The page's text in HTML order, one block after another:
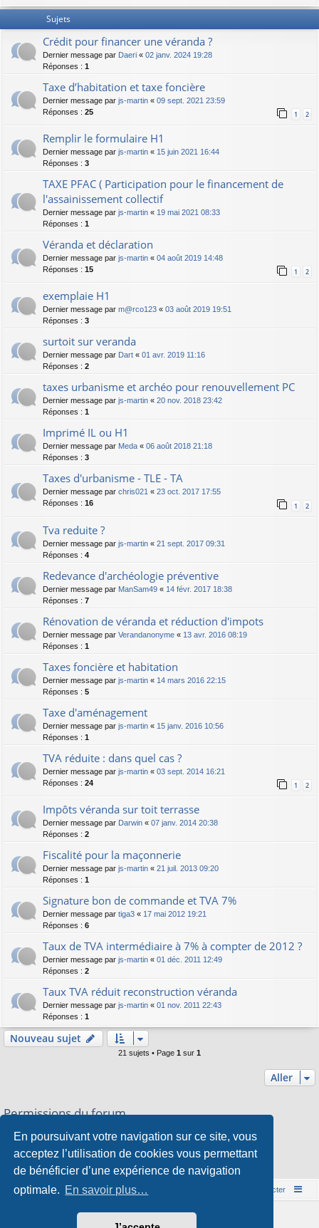
En poursuivant votre navigation sur ce site, vous
acceptez l’utilisation de cookies vous permettant
de bénéficier d’une expérience de navigation
optimale. En savoir plus…
Sujets
Crédit pour financer une véranda ?
Dernier message par Daeri « 02 janv. 2024 19:28
Réponses : 1
Taxe d’habitation et taxe foncière
Dernier message par js-martin « 09 sept. 2021 23:59
Réponses : 25 1 2
Remplir le formulaire H1
Dernier message par js-martin « 15 juin 2021 16:44
Réponses : 3
TAXE PFAC ( Participation pour le financement de
l'assainissement collectif
Dernier message par js-martin « 19 mai 2021 08:33
Réponses : 1
Véranda et déclaration
Dernier message par js-martin « 04 août 2019 14:48
Réponses : 15 1 2
exemplaie H1
Dernier message par m@rco123 « 03 août 2019 19:51
Réponses : 3
surtoit sur veranda
Dernier message par Dart « 01 avr. 2019 11:16
Réponses : 2
taxes urbanisme et archéo pour renouvellement PC
Dernier message par js-martin « 20 nov. 2018 23:42
Réponses : 1
Imprimé IL ou H1
Dernier message par Meda « 06 août 2018 21:18
Réponses : 3
Taxes d'urbanisme - TLE - TA
Dernier message par chris021 « 23 oct. 2017 17:55
Réponses : 16 1 2
Tva reduite ?
Dernier message par js-martin « 21 sept. 2017 09:31
Réponses : 4
Redevance d'archéologie préventive
Dernier message par ManSam49 « 14 févr. 2017 18:38
Réponses : 7
Rénovation de véranda et réduction d'impots
Dernier message par Verandanonyme « 13 avr. 2016 08:19
Réponses : 1
Taxes foncière et habitation
Dernier message par js-martin « 14 mars 2016 22:15
Réponses : 5
Taxe d'aménagement
Dernier message par js-martin « 15 janv. 2016 10:56
Réponses : 1
TVA réduite : dans quel cas ?
Dernier message par js-martin « 03 sept. 2014 16:21
Réponses : 24 1 2
Impôts véranda sur toit terrasse
Dernier message par Darwin « 07 janv. 2014 20:38
Réponses : 2
Fiscalité pour la maçonnerie
Dernier message par js-martin « 21 juil. 2013 09:20
Réponses : 1
Signature bon de commande et TVA 7%
Dernier message par tiga3 « 17 mai 2012 19:21
Réponses : 6
Taux de TVA intermédiaire à 7% à compter de 2012 ?
Dernier message par js-martin « 01 déc. 2011 12:49
Réponses : 2
Taux TVA réduit reconstruction véranda
Dernier message par js-martin « 01 nov. 2011 22:43
Réponses : 1
Nouveau sujet
21 sujets • Page 1 sur 1
Aller
Permissions du forum
Vous ne pouvez pas
publier de nouveaux sujets dans ce forum
Vousne pouvez pasrépondre aux sujets dans ce forum
Vousne pouvez pasmodifier vos messages dans ce forum
Vousne pouvez passupprimer vos messages dans ce forum
Vousne pouvez pastransférer de pièces jointes dans ce forum
Accueil du forum Nous contacter
Développé parphpBB® Forum Software © phpBB Limited
Style parArty